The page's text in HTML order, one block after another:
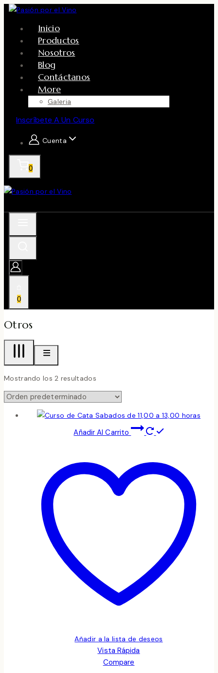
Skip
content
Inicio
Productos
Nosotros
Blog
Contáctanos
More
Galeria
Inscríbete A Un Curso
Cuenta
0
0
Otros
Mostrando los 2 resultados
Añadir Al Carrito
Añadir a la lista de deseos
Vista Rápida
Compare